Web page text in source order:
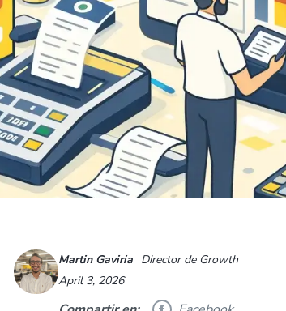
Martin Gaviria Director de Growth
April 3, 2026